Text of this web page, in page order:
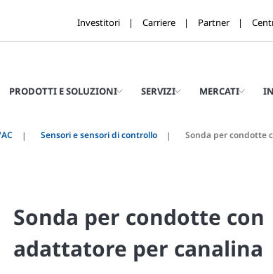
Investitori Carriere Partner
PRODOTTI E SOLUZIONI SERVIZI MERCATI
Sensori e sensori di controllo Sonda per condotte
Sonda per condotte con
adattatore per canalina